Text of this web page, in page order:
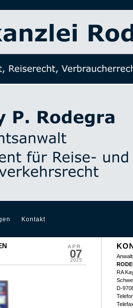
Kontakt
APR.
07
2025
RA
D-